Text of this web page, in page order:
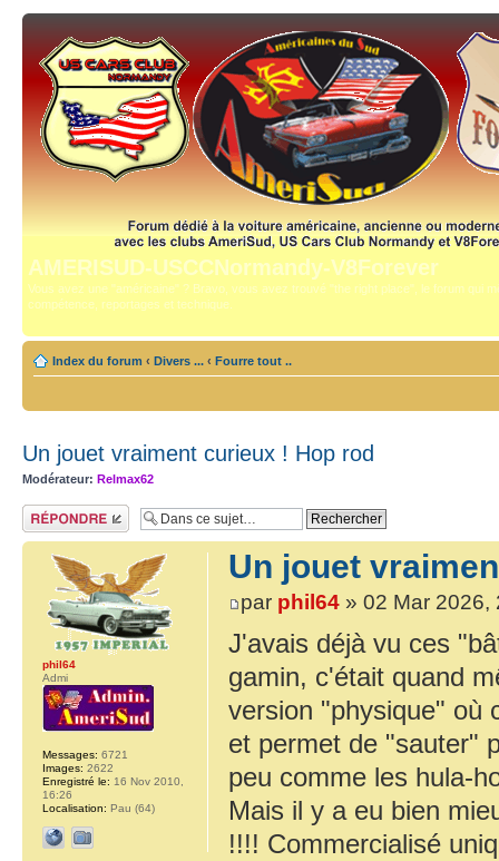
AMERISUD-USCCNormandy-V8Forever
Vous avez une "américaine" ? Bravo, vous avez trouvé "the right place", le forum qui
compétence, reportages et technique.
Index du forum ‹ Divers ... ‹ Fourre tout ..
Un jouet vraiment curieux ! Hop rod
Modérateur: Relmax62
Répondre
Un jouet
par phil64» 02 Mar 2026,
J'avais déjà vu ces
gamin, c'était quand
version "physique" où
et permet de "sauter"
peu comme les hula-
Mais il y a eu bien
!!!! Commercialisé
phil64
Admi
Messages: 6721
Images: 2622
Enregistré le: 16 Nov 2010,
16:26
Localisation: Pau (64)